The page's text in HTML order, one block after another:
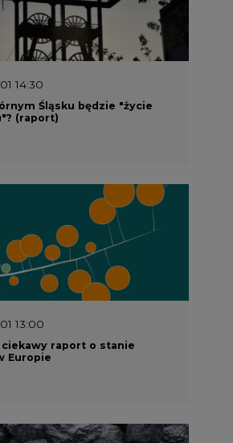
14:30
Śląsku będzie "życie
(raport)
13:00
ciekawy raport o stanie
Europie